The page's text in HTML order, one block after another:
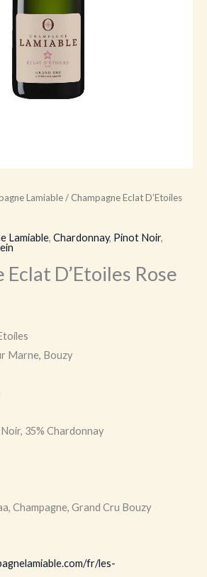
Lamiable/ Champagne Eclat D’Etoiles
Lamiable, Chardonnay, Pinot Noir,
Eclat D’Etoiles Rose
Marne, Bouzy
35% Chardonnay
Champagne, Grand Cru Bouzy
fr/les-